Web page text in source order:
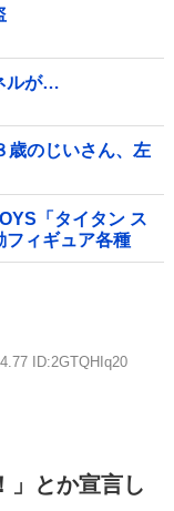
ルが…
歳のじいさん、左
「タイタン ス
フィギュア各種
ID:2GTQHIq20
」とか宣言し